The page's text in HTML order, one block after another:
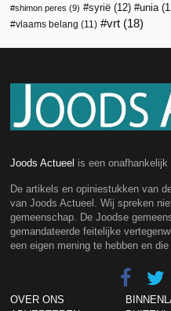
shimon peres (9) syrië (12) unia
vlaams belang (11) vrt (18)
Joods Actueel is een onafhankelijk
De artikels en opiniestukken van
van Joods Actueel. Wij spreken
gemeenschap. De Joodse
gemandateerde feitelijke
een eigen mening te hebben en
OVER ONS